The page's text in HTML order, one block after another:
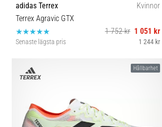
adidas Terrex
Kvinnor
Terrex Agravic GTX
1 752 kr 1 051 kr
Senaste lägsta pris 1 244 kr
Hållbarhet